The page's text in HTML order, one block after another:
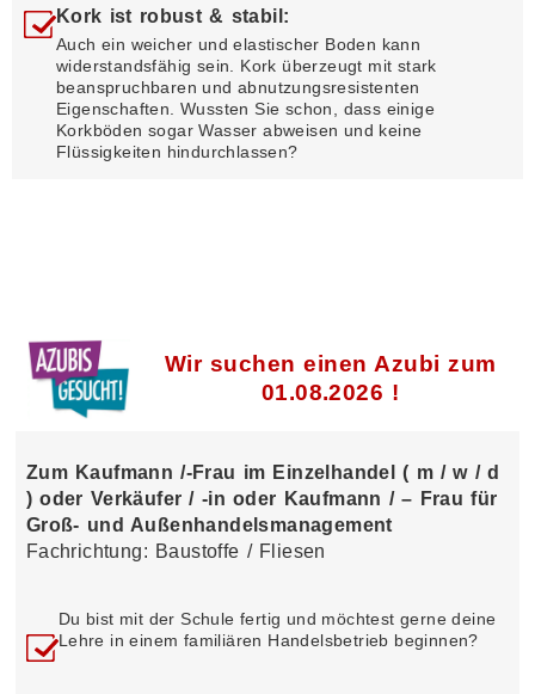
Kork ist robust & stabil:
Auch ein weicher und elastischer Boden kann
widerstandsfähig sein. Kork überzeugt mit stark
beanspruchbaren und abnutzungsresistenten
Eigenschaften. Wussten Sie schon, dass einige
Korkböden sogar Wasser abweisen und keine
Flüssigkeiten hindurchlassen?
Wir suchen einen Azubi zum
01.08.2026 !
Zum Kaufmann /-Frau im Einzelhandel ( m / w / d
) oder Verkäufer / -in oder Kaufmann / – Frau für
Groß- und Außenhandelsmanagement
Fachrichtung: Baustoffe / Fliesen
Du bist mit der Schule fertig und möchtest gerne deine
Lehre in einem familiären Handelsbetrieb beginnen?